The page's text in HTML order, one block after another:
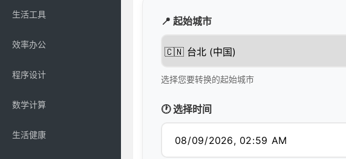
生活工具
效率办公
程序设计
数学计算
生活健康
📍 起始城市
选择您要转换的起始城市
🕐 选择时间